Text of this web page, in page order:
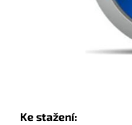
Ke stažení: